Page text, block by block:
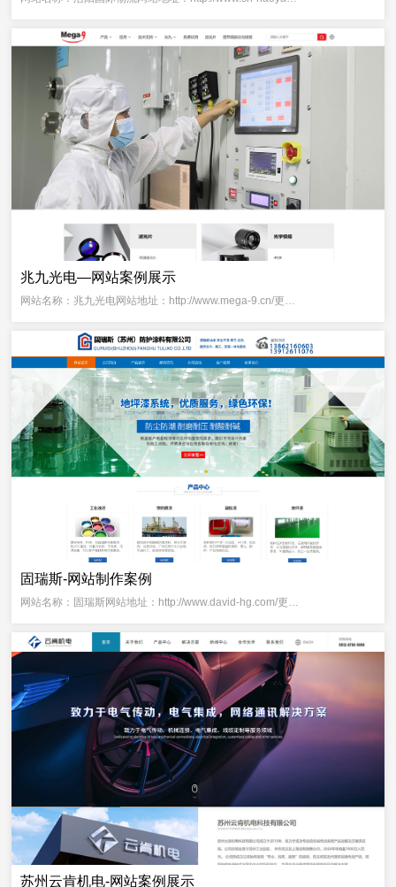
兆九光电—网站案例展示
网站名称：兆九光电网站地址：http://www.mega-9.cn/更…
固瑞斯-网站制作案例
网站名称：固瑞斯网站地址：http://www.david-hg.com/更…
苏州云肯机电-网站案例展示